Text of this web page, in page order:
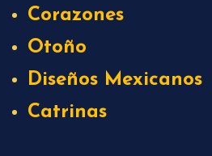
Corazones
Otoño
Diseños Mexicanos
Catrinas